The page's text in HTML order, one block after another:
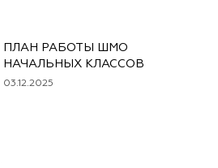
ПЛАН РАБОТЫ ШМО
НАЧАЛЬНЫХ КЛАССОВ
03.12.2025